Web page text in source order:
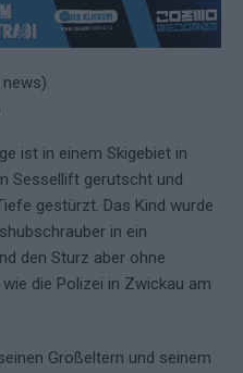
ist in einem Skigebiet in
Sessellift gerutscht und
gestürzt. Das Kind wurde
in ein
den Sturz aber ohne
die Polizei in Zwickau am
Großeltern und seinem